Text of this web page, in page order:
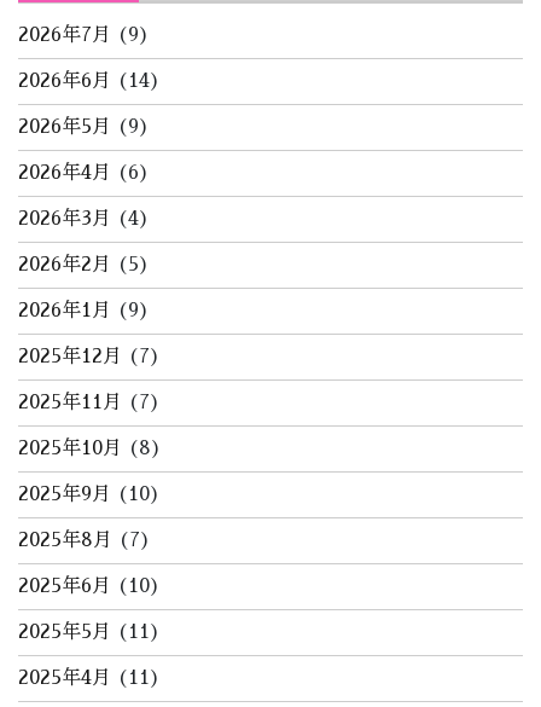
2026年7月 (9)
2026年6月 (14)
2026年5月 (9)
2026年4月 (6)
2026年3月 (4)
2026年2月 (5)
2026年1月 (9)
2025年12月 (7)
2025年11月 (7)
2025年10月 (8)
2025年9月 (10)
2025年8月 (7)
2025年6月 (10)
2025年5月 (11)
2025年4月 (11)